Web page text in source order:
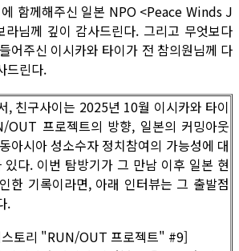
함께해주신 일본 NPO <Peace Winds J
라님께 깊이 감사드린다. 그리고 무엇보다
어주신 이시카와 타이가 전 참의원님께 다
드린다.
, 친구사이는 2025년 10월 이시카와 타이
OUT 프로젝트의 방향, 일본의 커밍아웃
아시아 성소수자 정치참여의 가능성에 대
다. 이번 탐방기가 그 만남 이후 일본 현
한 기록이라면, 아래 인터뷰는 그 출발점
.
토리 "RUN/OUT 프로젝트" #9]